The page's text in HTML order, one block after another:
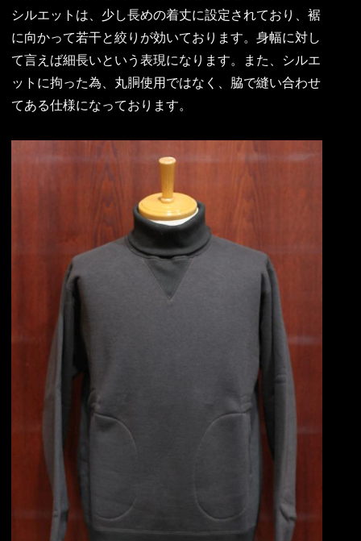
シルエットは、少し長めの着丈に設定されており、裾
に向かって若干と絞りが効いております。身幅に対し
て言えば細長いという表現になります。また、シルエ
ットに拘った為、丸胴使用ではなく、脇で縫い合わせ
てある仕様になっております。